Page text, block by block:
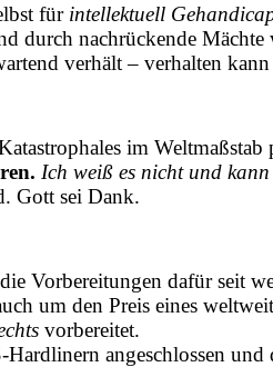
für intellektuell
durch nachrückende
verhält – verhalten
im Weltmaßstab
Ich weiß es nicht und
Gott sei Dank.
Vorbereitungen dafür seit
um den Preis eines
vorbereitet.
Hardlinern angeschlossen